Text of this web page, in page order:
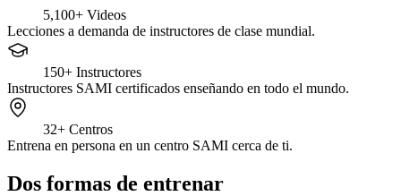
5,100+ Videos
Lecciones a demanda de instructores de clase mundial.
150+ Instructores
Instructores SAMI certificados enseñando en todo el mundo.
32+ Centros
Entrena en persona en un centro SAMI cerca de ti.
Dos formas de entrenar